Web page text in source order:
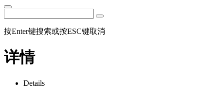
按Enter键搜索或按ESC键取消
详情
Details